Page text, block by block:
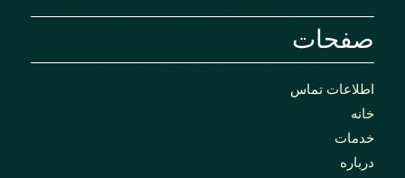
صفحات
اطلاعات تماس
خانه
خدمات
درباره